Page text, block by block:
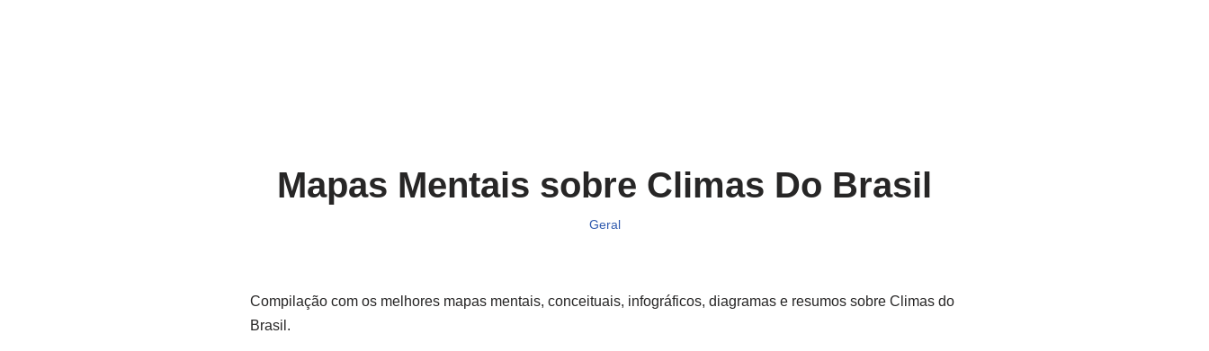
Mapas Mentais sobre Climas Do Brasil
Geral
Compilação com os melhores mapas mentais, conceituais, infográficos, diagramas e resumos sobre Climas do
Brasil.